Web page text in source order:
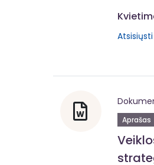
Atsisiųsti
Aprašas